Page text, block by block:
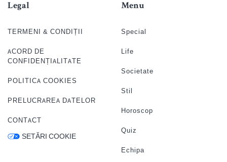
Legal
TERMENI & CONDIȚII
ACORD DE
CONFIDENȚIALITATE
POLITICA COOKIES
PRELUCRAREA DATELOR
CONTACT
SETĂRI COOKIE
Menu
Special
Life
Societate
Stil
Horoscop
Quiz
Echipa